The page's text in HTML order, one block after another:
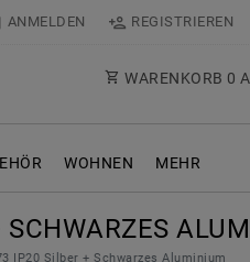
ANMELDEN REGISTRIEREN
WARENKORB 0
WOHNEN MEHR
IP20 Silber + Schwarzes Aluminium